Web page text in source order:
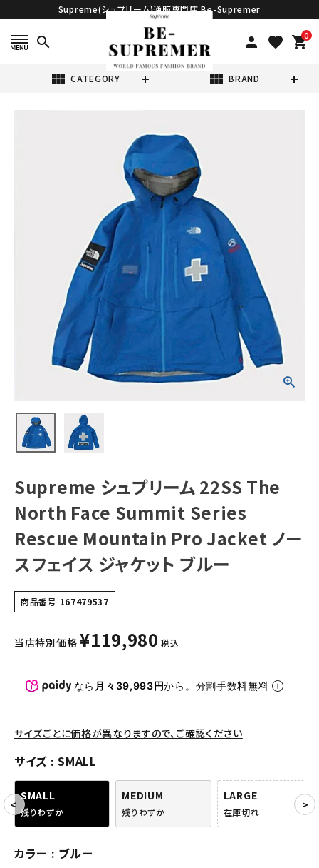
Supreme(シュプリーム)通販専門店 Be-Supremer
search person favorite 0
shopping_cart
view_module CATEGORY view_module BRAND
Supreme シュプ
Face Summit
Series Rescue
Mountain Pro
Jacket ノースフ
ェイス ジャケット
NEW ITEMS
Tシャツ・ロングスリーブ
パーカー・トレーナー
ジャケット・アウター
キャップ・ハット
ニット帽・ビーニー
バックパック・リュック
その他バッグ類
アクセサリー
ACCOUNT MENU
Supreme シュプリーム 22SS The
North Face Summit Series
Rescue Mountain Pro Jacket ノー
スフェイス ジャケット ブルー
商品番号 167479537
当店特別価格 ¥119,980 税込
なら 月々39,993円から。分割手数料無料
サイズごとに価格が異なりますので、ご確認ください
サイズ SMALL
SMALL
残りわずか
MEDIUM
残りわずか
LARGE
在庫切れ
カラー ブルー